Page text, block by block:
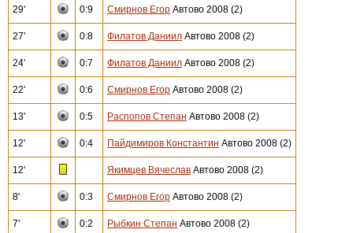
29' 0:9 Смирнов Егор Автово 2008 (2)
27' 0:8 Филатов Даниил Автово 2008 (2)
24' 0:7 Филатов Даниил Автово 2008 (2)
22' 0:6 Смирнов Егор Автово 2008 (2)
13' 0:5 Распопов Степан Автово 2008 (2)
12' 0:4 Пайдимиров Константин Автово 2008 (2)
12' Якимцев Вячеслав Автово 2008 (2)
8' 0:3 Смирнов Егор Автово 2008 (2)
7' 0:2 Рыбкин Степан Автово 2008 (2)